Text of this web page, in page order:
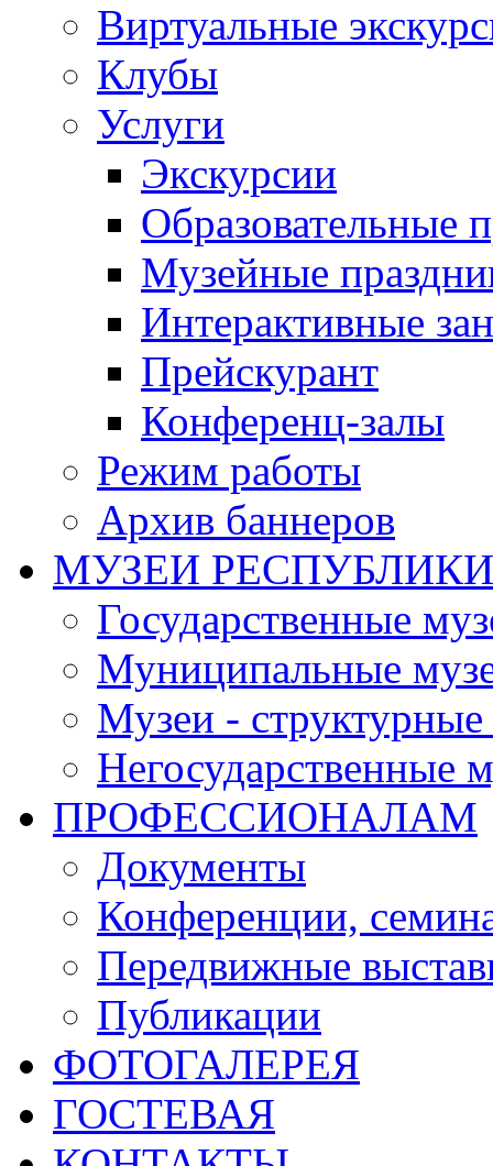
Виртуальные
Клубы
Услуги
Экскурсии
Образовательные
Музейные
Интерактивные
Прейскурант
Конференц-залы
Режим работы
Архив баннеров
МУЗЕИ РЕСПУБЛИКИ
Государственные
Муниципальные
Музеи - структурные
Негосударственные
ПРОФЕССИОНАЛАМ
Документы
Конференции,
Передвижные
Публикации
ФОТОГАЛЕРЕЯ
ГОСТЕВАЯ